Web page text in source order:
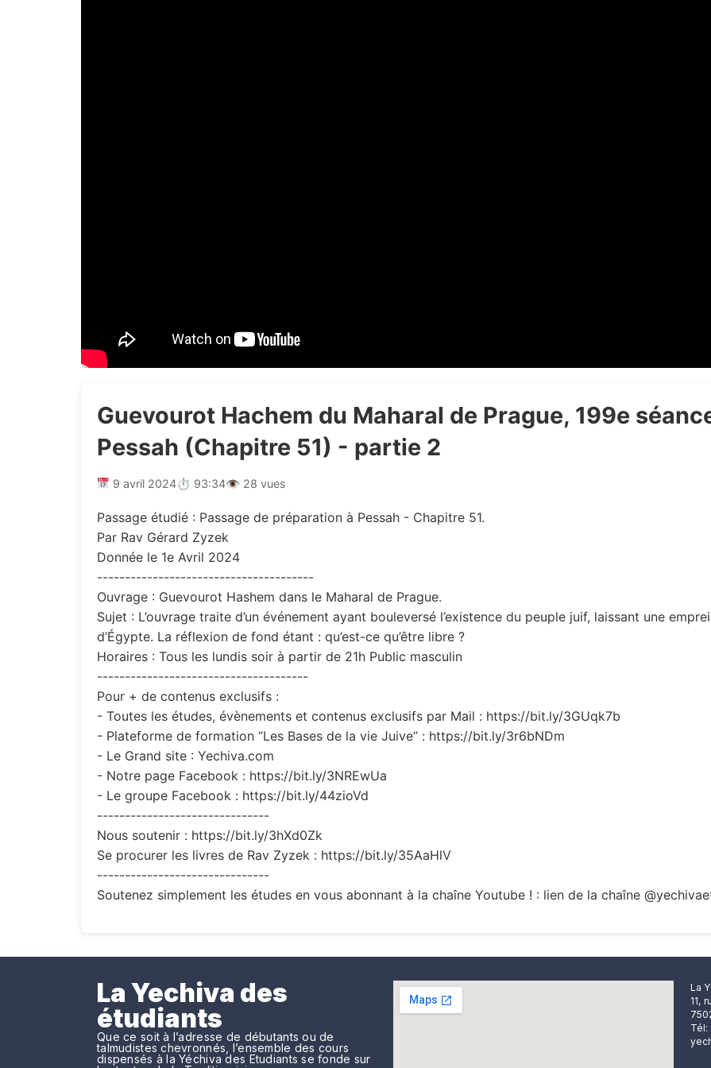
Guevourot Hachem du Maharal de Prague, 199e
Pessah (Chapitre 51) - partie 2
9 avril 2024⏱ 93:34👁 28 vues
Passage étudié : Passage de préparation à Pessah - Chapitre 51.
Par Rav Gérard Zyzek
Donnée le 1e Avril 2024
---------------------------------------
Ouvrage : Guevourot Hashem dans le Maharal de Prague.
Sujet : L’ouvrage traite d’un événement ayant bouleversé l’existence du peuple juif, laissant une
d’Égypte. La réflexion de fond étant : qu’est-ce qu’être libre ?
Horaires : Tous les lundis soir à partir de 21h Public masculin
--------------------------------------
Pour + de contenus exclusifs :
- Toutes les études, évènements et contenus exclusifs par Mail : https://bit.ly/3GUqk7b
- Plateforme de formation “Les Bases de la vie Juive” : https://bit.ly/3r6bNDm
- Le Grand site : Yechiva.com
- Notre page Facebook : https://bit.ly/3NREwUa
- Le groupe Facebook : https://bit.ly/44zioVd
-------------------------------
Nous soutenir : https://bit.ly/3hXd0Zk
Se procurer les livres de Rav Zyzek : https://bit.ly/35AaHlV
-------------------------------
Soutenez simplement les études en vous abonnant à la chaîne Youtube ! : lien de la chaîne
La Yechiva des
étudiants
Que ce soit à l’adresse de débutants ou de
talmudistes chevronnés, l’ensemble des cours
dispensés à la Yéchiva des Etudiants se fonde sur
La
11,
Tél: